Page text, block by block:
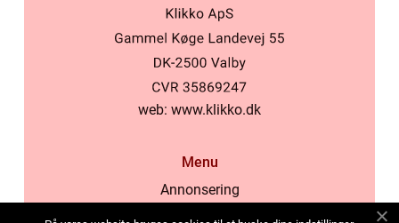
web: www.klikko.dk
Menu
Annonsering